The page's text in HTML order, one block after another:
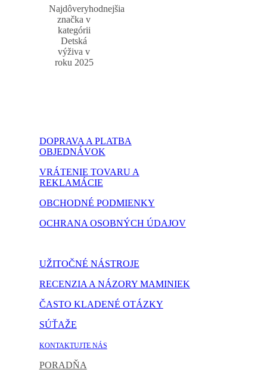
Najdôveryhodnejšia
značka v
kategórii
Detská
výživa v
roku 2025
DOPRAVA A PLATBA
OBJEDNÁVOK
VRÁTENIE TOVARU A
REKLAMÁCIE
OBCHODNÉ PODMIENKY
OCHRANA OSOBNÝCH ÚDAJOV
UŽITOČNÉ NÁSTROJE
RECENZIA A NÁZORY MAMINIEK
ČASTO KLADENÉ OTÁZKY
SÚŤAŽE
KONTAKTUJTE NÁS
PORADŇA